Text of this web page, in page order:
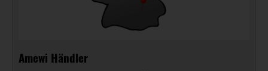
Amewi Händler